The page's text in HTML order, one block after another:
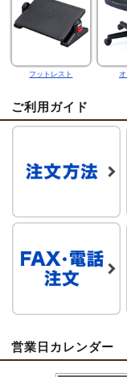
フットレスト
ご利用ガイド
営業日カレンダー